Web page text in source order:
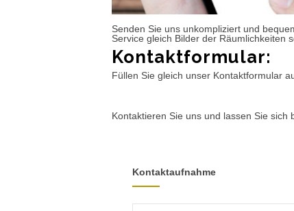
Senden Sie uns unkompliziert und
Service gleich Bilder der Räumlichkeiten
Kontaktformular:
Füllen Sie gleich unser Kontaktformular
Kontaktieren Sie uns und lassen Sie sich
Kontaktaufnahme